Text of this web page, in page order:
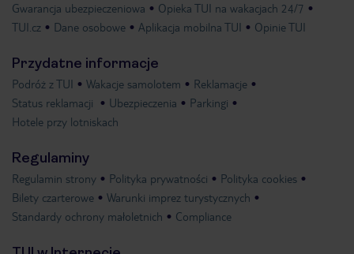
Gwarancja ubezpieczeniowa
Opieka TUI na wakacjach 24/7
TUI.cz
Dane osobowe Aplikacja mobilna TUI Opinie TUI
Przydatne informacje
Podróż z TUI Wakacje samolotem
Reklamacje
Status reklamacji
Ubezpieczenia
Parkingi
Hotele przy lotniskach
Regulaminy
Regulamin strony Polityka prywatności
Polityka cookies
Bilety czarterowe
Warunki imprez turystycznych
Standardy ochrony małoletnich
Compliance